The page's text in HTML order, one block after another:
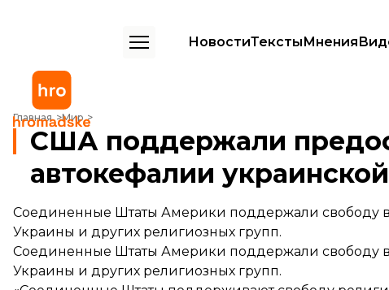
НовостиТекстыМнения
Главная Мир
США поддержали предоставление автокефалии украинской церкви
США поддержали
автокефалии
Соединенные Штаты Америки поддержали свободу
Украины и других религиозных групп.
Соединенные Штаты Америки поддержали свободу
Украины и других религиозных групп.